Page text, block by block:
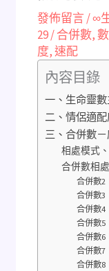
發佈留言/∞
29/合併數,
度,速配
內容目錄
一、生命靈
二、情侶適配
三、合併數
相處模式
合併數相
合併數2
合併數3
合併數4
合併數5
合併數6
合併數7
合併數8